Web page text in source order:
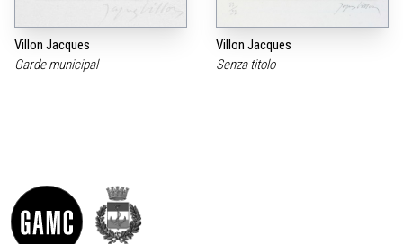
Villon Jacques
Garde municipal
Villon Jacques
Senza titolo